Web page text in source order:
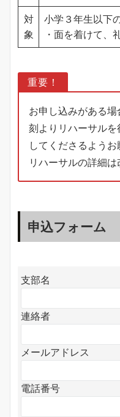
対
象
小学３年生以下
・面を着けて、
重要！
お申し込みがある
刻よりリハーサル
してくださるようお
リハーサルの詳細は
申込フォーム
支部名
連絡者
メールアドレス
電話番号